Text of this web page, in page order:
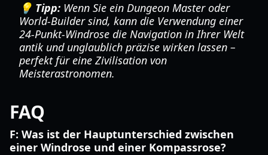
💡 Tipp: Wenn Sie ein Dungeon Master oder
World-Builder sind, kann die Verwendung einer
24-Punkt-Windrose die Navigation in Ihrer Welt
antik und unglaublich präzise wirken lassen –
perfekt für eine Zivilisation von
Meisterastronomen.
FAQ
F: Was ist der Hauptunterschied zwischen
einer Windrose und einer Kompassrose?